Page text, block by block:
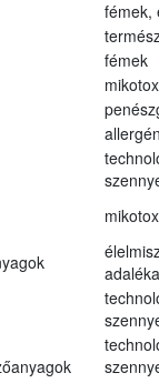
fémek,
fémek